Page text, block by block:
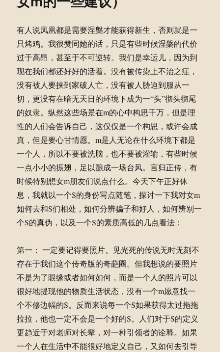
有人说凤凰都是需要涅槃才能获得新生，否则就是一
只烤鸡。我很赞同她的话，只是有些时候涅槃的代价
过于高昂，甚至于不可逆转。我们是幸运儿，因为到
现在我们都还好好的活着。没有被传染上不治之症，
没有被人要挟到家破人亡，没有被人胁迫到服从一
切，更没有在暗无天日的环境下成为一“头”彻头彻尾
的奴隶。纵然这些场景在m的心中构思千万，但是理
性的人们会告诉自己，这仅仅是一个构思，或许会成
真，但是要心甘情愿。m是人无论在什么环境下都是
一个人，所以不要被洗脑，也不要被灌输，有些时候
一点小小的振翅，足以酿成一场台风。言归正传，有
时候特别想女m朋友们说点什么。今天下午正好休
息，我就以一个S的身份写点随笔，探讨一下我对女m
如何去和S们相处，如何分辨骗子和好人，如何辨别一
个S的真伪，以及一个S的素质高低的几点看法：
第一： 一定要记得要照片。见光死的传说无时无刻不
存在于我们这个传奇版的奇葩圈。但我想说的要照片
不是为了眼缘或者如何如何，而是一个人的照片可以
很好地提现他的物质生活状态，没有一个m愿意找一
个不修边幅的S。反而来说每一个S如果获得太过拖拖
拉拉，他也一定不会是一个好的S。人们对于S的定义
更趋近于对老师对长辈，对一种引领者的诠释。如果
一个人在生活中不能很好地定义自己，又如何去引导